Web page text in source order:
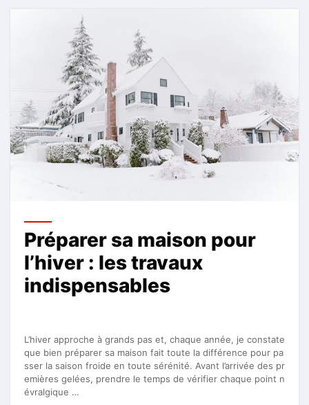
Préparer sa maison pour
l’hiver : les travaux
indispensables
L’hiver approche à grands pas et, chaque année, je constate
que bien préparer sa maison fait toute la différence pour pa
sser la saison froide en toute sérénité. Avant l’arrivée des pr
emières gelées, prendre le temps de vérifier chaque point n
évralgique …